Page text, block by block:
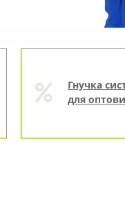
Гнучка
для